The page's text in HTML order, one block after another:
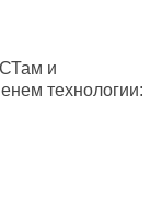
и
технологии: